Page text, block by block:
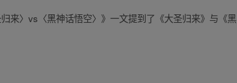
来〉vs〈黑神话悟空〉》一文提到了《大圣归来》与《黑